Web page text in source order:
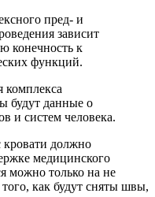
пред- и
зависит
конечность к
функций.
комплекса
будут данные о
и систем человека.
кровати должно
медицинского
можно только на не
как будут сняты швы,